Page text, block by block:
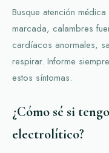
Busque atención
marcada, calambres
cardíacos anormales,
respirar. Informe
estos síntomas.
¿Cómo sé si
electrolítico?